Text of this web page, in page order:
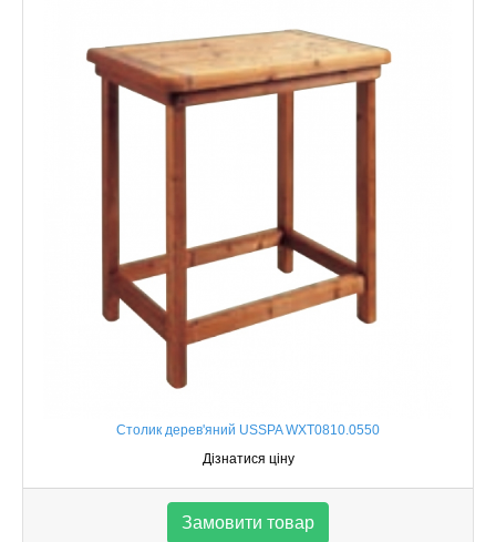
Столик дерев'яний USSPA WXT0810.0550
Дізнатися ціну
Замовити товар